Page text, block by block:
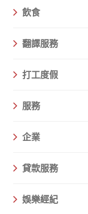
飲食
翻譯服務
打工度假
服務
企業
貸款服務
娛樂經紀